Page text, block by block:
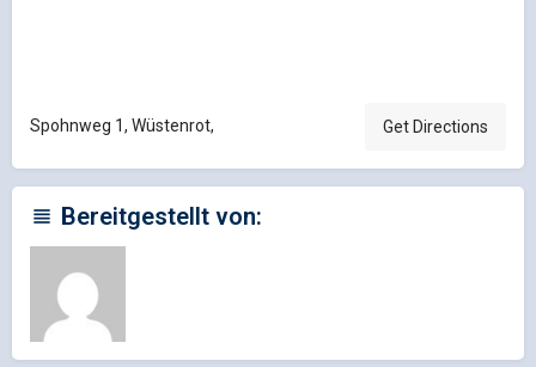
Spohnweg 1, Wüstenrot, Get Directions
Bereitgestellt von: